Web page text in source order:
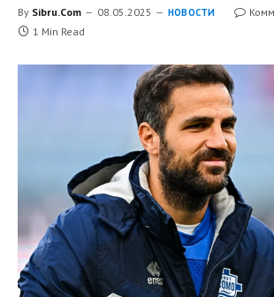
By Sibru.Com 08.05.2025 НОВОСТИ
1 Min Read